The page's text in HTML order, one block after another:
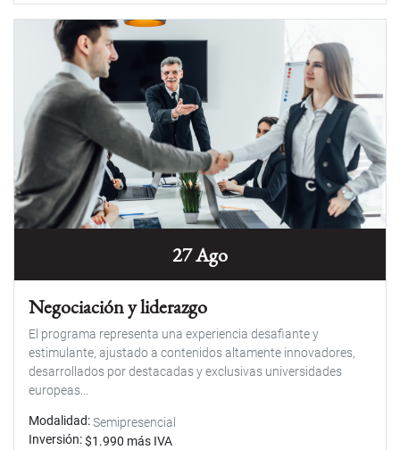
27 Ago
Negociación y liderazgo
El programa representa una experiencia desafiante y
estimulante, ajustado a contenidos altamente innovadores,
desarrollados por destacadas y exclusivas universidades
europeas...
Modalidad Semipresencial
Inversión $1.990 más IVA